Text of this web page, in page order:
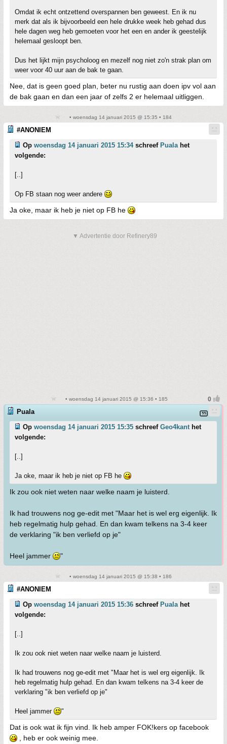
Omdat ik echt ontzettend overspannen ben geweest. En ik nu
merk dat als ik bijvoorbeeld een hele drukke week heb gehad dus
hele dagen weg heb gemoeten voor het een en ander ik geestelijk
helemaal gesloopt ben.
Dus het lijkt mijn psycholoog en mezelf nog niet zo'n strak plan om
weer voor 40 uur aan de bak te gaan.
Nee, dat is geen goed plan, beter nu rustig aan doen ipv vol aan
de bak gaan en dan een jaar of zelfs 2 er helemaal uitliggen.
• woensdag 14 januari 2015 @ 15:35 • 184
#ANONIEM
Op woensdag 14 januari 2015 15:34schreef Pualahet
volgende:
[..]
Op FB staan nog weer andere
Ja oke, maar ik heb je niet op FB he
▼ Advertentie door Refinery89
• woensdag 14 januari 2015 @ 15:36 • 185
Puala
Op woensdag 14 januari 2015 15:35 schreef Geo4kanthet
volgende:
[..]
Ja oke, maar ik heb je niet op FB he
Ik zou ook niet weten naar welke naam je luisterd.
Ik had trouwens nog ge-edit met "Maar het is wel erg eigenlijk. Ik
heb regelmatig hulp gehad. En dan kwam telkens na 3-4 keer
de verklaring "ik ben verliefd op je"
Heel jammer "
• woensdag 14 januari 2015 @ 15:38 • 186
#ANONIEM
Op woensdag 14 januari 2015 15:36 schreef Pualahet
volgende:
[..]
Ik zou ook niet weten naar welke naam je luisterd.
Ik had trouwens nog ge-edit met "Maar het is wel erg eigenlijk. Ik
heb regelmatig hulp gehad. En dan kwam telkens na 3-4 keer de
verklaring "ik ben verliefd op je"
Heel jammer "
Dat is ook wat ik fijn vind. Ik heb amper FOK!kers op facebook
, heb er ook weinig mee.